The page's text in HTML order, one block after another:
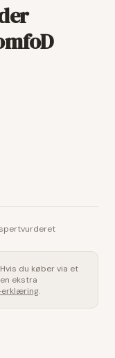
du køber via et
ekstra
.